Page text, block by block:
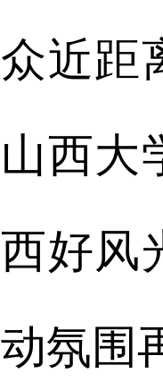
众近距
山西大
西好风
动氛围